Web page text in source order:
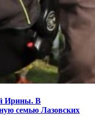
Ирины. В
семью Лазовских